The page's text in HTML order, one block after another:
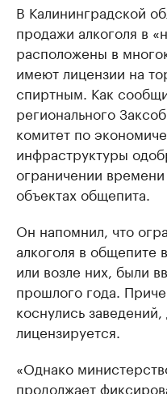
В Калининградской
продажи алкоголя в
расположены в
имеют лицензии на
спиртным. Как
регионального
комитет по
инфраструктуры
ограничении
объектах общепита.
Он напомнил, что
алкоголя в общепите
или возле них, были
прошлого года.
коснулись
лицензируется.
«Однако
продолжает